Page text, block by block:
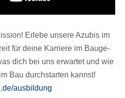
Erlebe unsere Azubis im
für deine Karriere im Bauge­
dich bei uns erwar­tet und wie
Bau durch­star­ten kannst!
​a​u​s​b​i​ldung